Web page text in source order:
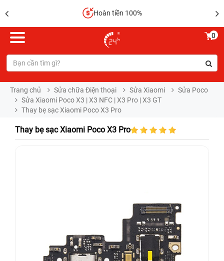
Hoàn tiền 100%
0
Trang chủ Sửa chữa Điện thoại Sửa Xiaomi
Sửa Poco
Sửa Xiaomi Poco X3 | X3 NFC | X3 Pro | X3 GT
Thay bẹ sạc Xiaomi Poco X3 Pro
Thay bẹ sạc Xiaomi Poco X3 Pro